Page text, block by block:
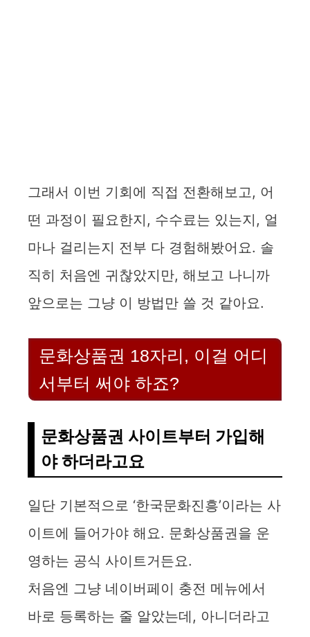
그래서 이번 기회에 직접 전환해보고, 어
떤 과정이 필요한지, 수수료는 있는지, 얼
마나 걸리는지 전부 다 경험해봤어요. 솔
직히 처음엔 귀찮았지만, 해보고 나니까
앞으로는 그냥 이 방법만 쓸 것 같아요.
문화상품권 18자리, 이걸 어디
서부터 써야 하죠?
문화상품권 사이트부터 가입해
야 하더라고요
일단 기본적으로 ‘한국문화진흥’이라는 사
이트에 들어가야 해요. 문화상품권을 운
영하는 공식 사이트거든요.
처음엔 그냥 네이버페이 충전 메뉴에서
바로 등록하는 줄 알았는데, 아니더라고